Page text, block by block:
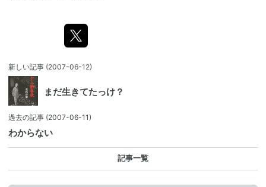
新しい記事 (2007-06-12)
まだ生きてたっけ？
過去の記事 (2007-06-11)
わからない
記事一覧